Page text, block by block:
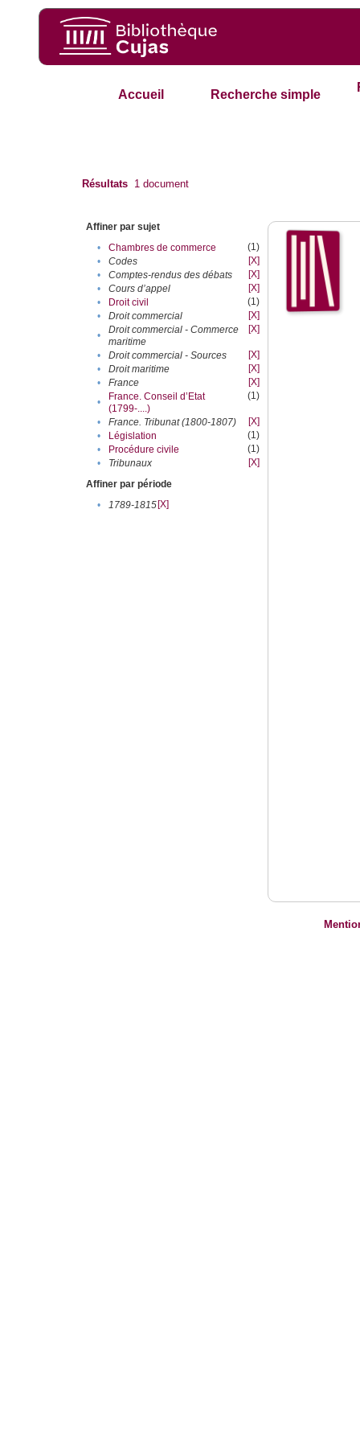
Accueil Recherche simple
Résultats 1 document
Affiner par sujet
•
Chambres de commerce
(1)
•
Codes
[X]
•
Comptes-rendus des débats
[X]
•
Cours d’appel
[X]
•
Droit civil
(1)
•
Droit commercial
[X]
•
Droit commercial - Commerce
maritime
[X]
• Droit commercial - Sources
[X]
•
Droit maritime
[X]
•
France
[X]
•
France. Conseil d’Etat
(1799-....)
(1)
• France. Tribunat (1800-1807)
[X]
•
Législation
(1)
•
Procédure civile
(1)
•
Tribunaux
[X]
Affiner par période
•
1789-1815[X]